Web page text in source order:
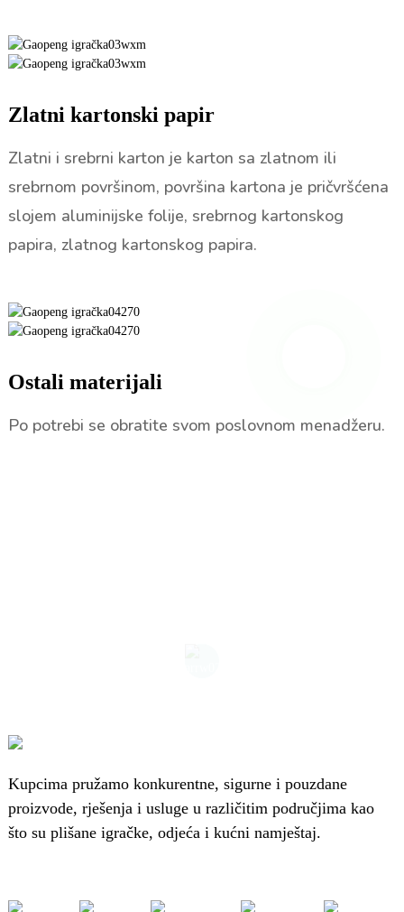
Zlatni kartonski papir
Zlatni i srebrni karton je karton sa zlatnom ili
srebrnom površinom, površina kartona je pričvršćena
slojem aluminijske folije, srebrnog kartonskog
papira, zlatnog kartonskog papira.
Ostali materijali
Po potrebi se obratite svom poslovnom menadžeru.
Kupcima pružamo konkurentne, sigurne i pouzdane
proizvode, rješenja i usluge u različitim područjima kao
što su plišane igračke, odjeća i kućni namještaj.